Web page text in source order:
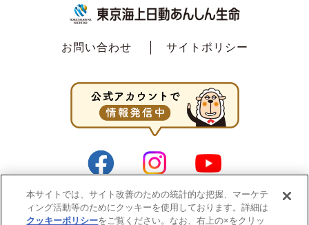
お問い合わせ サイトポリシー
本サイトでは、サイト改善のための統計的な把握、マーケテ
ィング活動等のためにクッキーを使用しております。詳細は
クッキーポリシーをご覧ください。なお、右上の×をクリッ